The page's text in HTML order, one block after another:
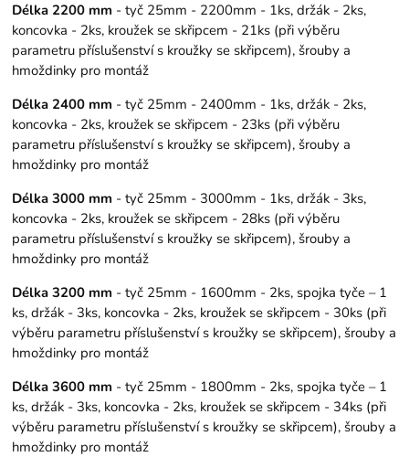
Délka 2200 mm - tyč 25mm - 2200mm - 1ks, držák - 2ks,
koncovka - 2ks, kroužek se skřipcem - 21ks (při výběru
parametru příslušenství s kroužky se skřipcem), šrouby a
hmoždinky pro montáž
Délka 2400 mm - tyč 25mm - 2400mm - 1ks, držák - 2ks,
koncovka - 2ks, kroužek se skřipcem - 23ks (při výběru
parametru příslušenství s kroužky se skřipcem), šrouby a
hmoždinky pro montáž
Délka 3000 mm - tyč 25mm - 3000mm - 1ks, držák - 3ks,
koncovka - 2ks, kroužek se skřipcem - 28ks (při výběru
parametru příslušenství s kroužky se skřipcem), šrouby a
hmoždinky pro montáž
Délka 3200 mm - tyč 25mm - 1600mm - 2ks, spojka tyče – 1
ks, držák - 3ks, koncovka - 2ks, kroužek se skřipcem - 30ks (při
výběru parametru příslušenství s kroužky se skřipcem), šrouby a
hmoždinky pro montáž
Délka 3600 mm - tyč 25mm - 1800mm - 2ks, spojka tyče – 1
ks, držák - 3ks, koncovka - 2ks, kroužek se skřipcem - 34ks (při
výběru parametru příslušenství s kroužky se skřipcem), šrouby a
hmoždinky pro montáž